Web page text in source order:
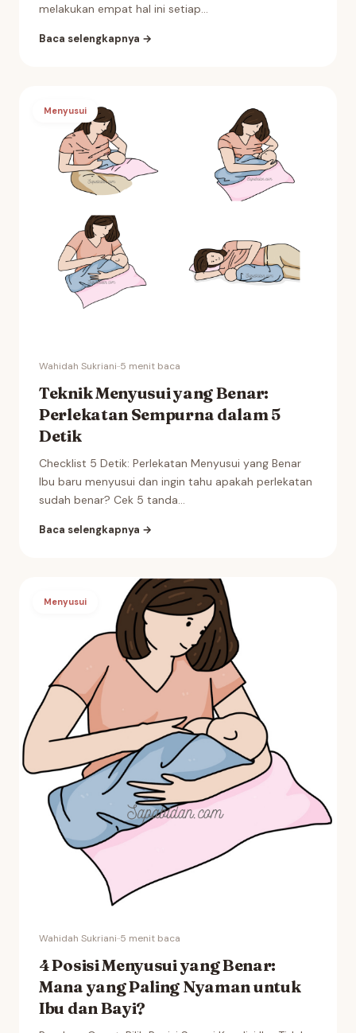
melakukan empat hal ini setiap...
Baca selengkapnya →
Menyusui
Wahidah Sukriani··5 menit baca
Teknik Menyusui yang Benar:
Perlekatan Sempurna dalam 5
Detik
Checklist 5 Detik: Perlekatan Menyusui yang Benar
Ibu baru menyusui dan ingin tahu apakah perlekatan
sudah benar? Cek 5 tanda...
Baca selengkapnya →
Menyusui
Wahidah Sukriani··5 menit baca
4 Posisi Menyusui yang Benar:
Mana yang Paling Nyaman untuk
Ibu dan Bayi?